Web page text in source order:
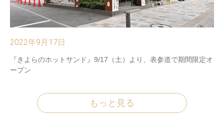
2022年9月17日
『きよらのホットサンド』9/17（⼟）より、表参道で期間限定オ
ープン
もっと見る